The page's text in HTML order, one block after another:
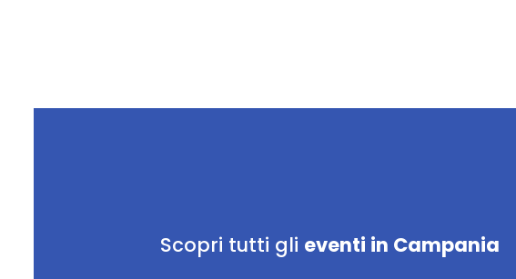
Scopri tutti gli eventi in Campania